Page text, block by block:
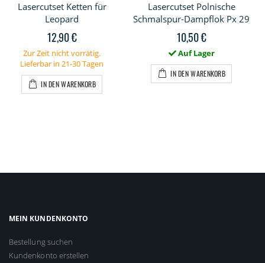
Lasercutset Ketten für
Leopard
12,90 €
Zur Zeit nicht vorrätig.
Lieferbar in 21-30 Tagen
IN DEN WARENKORB
Lasercutset Polnische
Schmalspur-Dampflok Px 29
10,50 €
Auf Lager
IN DEN WARENKORB
MEIN KUNDENKONTO
Bestellung suchen
Kundenkonto erstellen